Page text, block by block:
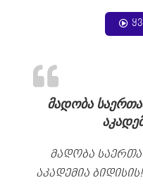
მადობა
მადობა
აკადემია